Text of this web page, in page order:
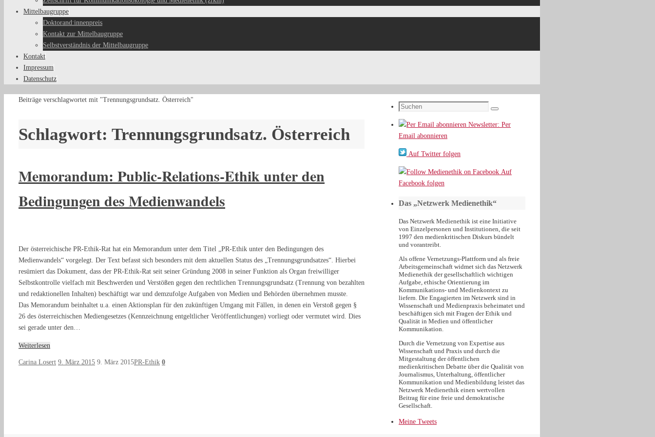
Mittelbaugruppe
Doktorand:innenpreis
Kontakt zur Mittelbaugruppe
Selbstverständnis der Mittelbaugruppe
Kontakt
Impressum
Datenschutz
Start
Beiträge verschlagwortet mit "Trennungsgrundsatz. Österreich"
Schlagwort: Trennungsgrundsatz. Österreich
Memorandum: Public-Relations-Ethik unter den
Bedingungen des Medienwandels
Der österreichische PR-Ethik-Rat hat ein Memorandum unter dem Titel „PR-Ethik unter den Bedingungen des
Medienwandels“ vorgelegt. Der Text befasst sich besonders mit dem aktuellen Status des „Trennungsgrundsatzes“. Hierbei
resümiert das Dokument, dass der PR-Ethik-Rat seit seiner Gründung 2008 in seiner Funktion als Organ freiwilliger
Selbstkontrolle vielfach mit Beschwerden und Verstößen gegen den rechtlichen Trennungsgrundsatz (Trennung von bezahlten
und redaktionellen Inhalten) beschäftigt war und demzufolge Aufgaben von Medien und Behörden übernehmen musste.
Das Memorandum beinhaltet u.a. einen Aktionsplan für den zukünftigen Umgang mit Fällen, in denen ein Verstoß gegen §
26 des österreichischen Mediengesetzes (Kennzeichnung entgeltlicher Veröffentlichungen) vorliegt oder vermutet wird. Dies
sei gerade unter den…
Weiterlesen
Carina Losert 9. März 2015 9. März 2015PR-Ethik 0
Suchen
nach:
Suchen
Newsletter: Per
Email abonnieren
Auf Twitter folgen
Auf
Facebook folgen
Das „Netzwerk Medienethik“
Das Netzwerk Medienethik ist eine Initiative
von Einzelpersonen und Institutionen, die seit
1997 den medienkritischen Diskurs bündelt
und vorantreibt.
Als offene Vernetzungs-Plattform und als freie
Arbeitsgemeinschaft widmet sich das Netzwerk
Medienethik der gesellschaftlich wichtigen
Aufgabe, ethische Orientierung im
Kommunikations- und Medienkontext zu
liefern. Die Engagierten im Netzwerk sind in
Wissenschaft und Medienpraxis beheimatet und
beschäftigen sich mit Fragen der Ethik und
Qualität in Medien und öffentlicher
Kommunikation.
Durch die Vernetzung von Expertise aus
Wissenschaft und Praxis und durch die
Mitgestaltung der öffentlichen
medienkritischen Debatte über die Qualität von
Journalismus, Unterhaltung, öffentlicher
Kommunikation und Medienbildung leistet das
Netzwerk Medienethik einen wertvollen
Beitrag für eine freie und demokratische
Gesellschaft.
Meine Tweets